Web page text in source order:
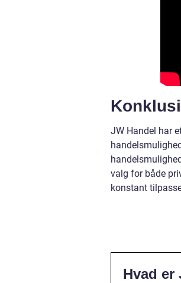
JW Handel har
valg for både
konstant
Hvad er